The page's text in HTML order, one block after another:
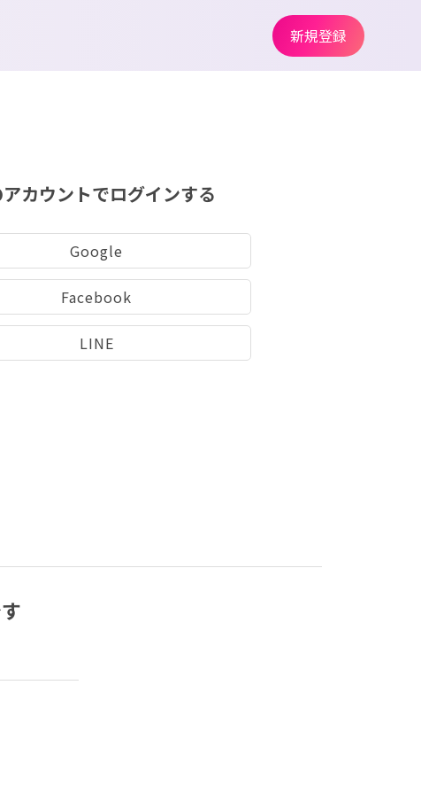
カウントでログインする
Google
Facebook
LINE
新規登録